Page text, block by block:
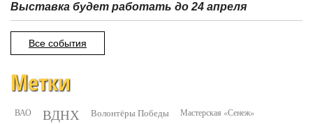
Выставка будет работать до 24 апреля
Все события
Метки
ВАО ВДНХ Волонтёры Победы
Мастерская «Сенеж»